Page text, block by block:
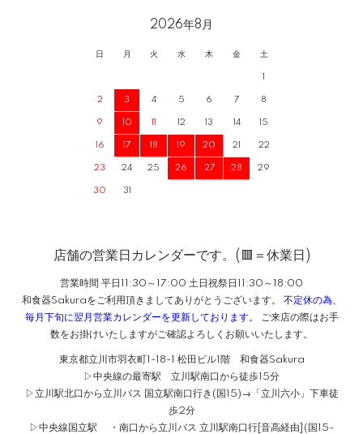
2026年8月
日 月 火 水 木 金 土
1
2 3 4 5 6 7 8
9 10 11 12 13 14 15
16 17 18 19 20 21 22
23 24 25 26 27 28 29
30 31
店舗の営業日カレンダーです。(🟥＝休業日)
営業時間 平日11:30～17:00 土日祝祭日11:30～18:00
和食器Sakuraをご利用頂きましてありがとうございます。 不定休の為、
毎月下旬に翌月営業カレンダーを更新しております。
ご来店の際はお手
数をお掛けいたしますがご確認よろしくお願いいたします。
東京都立川市羽衣町1-18-1 松田ビル1階 和食器Sakura
▷中央線の最寄駅 立川駅南口から徒歩15分
▷立川駅北口から立川バス 国立駅南口行き(国15)→「立川六小」下車徒
歩2分
▷中央線国立駅 ・南口から立川バス 立川駅南口行[音高経由](国15-